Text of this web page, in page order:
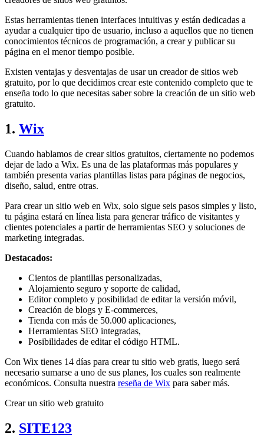
Estas herramientas tienen interfaces intuitivas y están dedicadas a
ayudar a cualquier tipo de usuario, incluso a aquellos que no tienen
conocimientos técnicos de programación, a crear y publicar su
página en el menor tiempo posible.
Existen ventajas y desventajas de usar un creador de sitios web
gratuito, por lo que decidimos crear este contenido completo que te
enseña todo lo que necesitas saber sobre la creación de un sitio web
gratuito.
1. Wix
Cuando hablamos de crear sitios gratuitos, ciertamente no podemos
dejar de lado a Wix. Es una de las plataformas más populares y
también presenta varias plantillas listas para páginas de negocios,
diseño, salud, entre otras.
Para crear un sitio web en Wix, solo sigue seis pasos simples y listo,
tu página estará en línea lista para generar tráfico de visitantes y
clientes potenciales a partir de herramientas SEO y soluciones de
marketing integradas.
Destacados:
Cientos de plantillas personalizadas,
Alojamiento seguro y soporte de calidad,
Editor completo y posibilidad de editar la versión móvil,
Creación de blogs y E-commerces,
Tienda con más de 50.000 aplicaciones,
Herramientas SEO integradas,
Posibilidades de editar el código HTML.
Con Wix tienes 14 días para crear tu sitio web gratis, luego será
necesario sumarse a uno de sus planes, los cuales son realmente
económicos. Consulta nuestra reseña de Wix para saber más.
Crear un sitio web gratuito
2. SITE123